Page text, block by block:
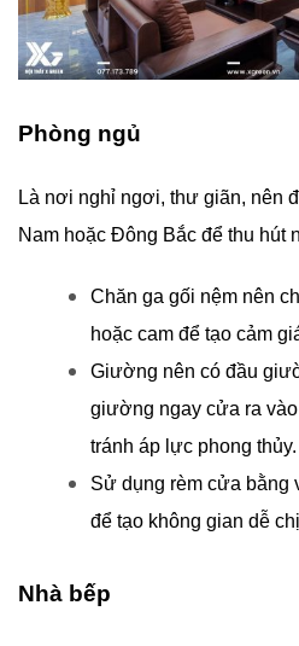
Phòng ngủ
Là nơi nghỉ ngơi, thư giãn, nên
Nam hoặc Đông Bắc để thu hút
Chăn ga gối nệm nên
hoặc cam để tạo cảm
Giường nên có đầu
giường ngay cửa ra
tránh áp lực phong thủy.
Sử dụng rèm cửa bằng
để tạo không gian dễ
Nhà bếp